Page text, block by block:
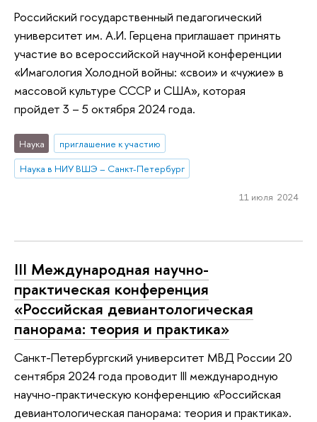
Российский государственный педагогический
университет им. А.И. Герцена приглашает принять
участие во всероссийской научной конференции
«Имагология Холодной войны: «свои» и «чужие» в
массовой культуре СССР и США», которая
пройдет 3 – 5 октября 2024 года.
Наука
приглашение к участию
Наука в НИУ ВШЭ – Санкт-Петербург
11 июля 2024
III Международная научно-
практическая конференция
«Российская девиантологическая
панорама: теория и практика»
Санкт-Петербургский университет МВД России 20
сентября 2024 года проводит III международную
научно-практическую конференцию «Российская
девиантологическая панорама: теория и практика».